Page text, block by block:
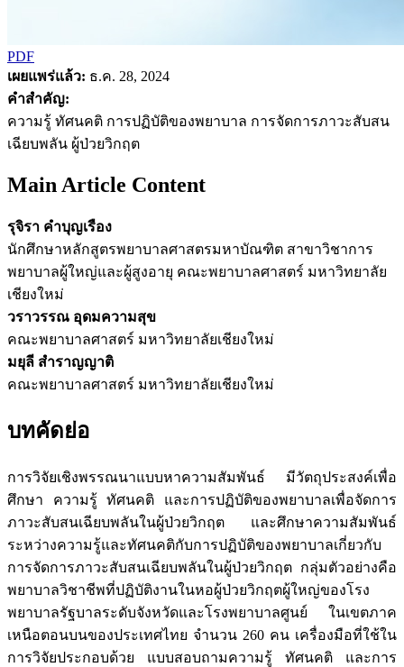
PDF
เผยแพร่แล้ว: ธ.ค. 28, 2024
คำสำคัญ:
ความรู้ ทัศนคติ การปฏิบัติของพยาบาล การจัดการภาวะสับสน
เฉียบพลัน ผู้ป่วยวิกฤต
Main Article Content
รุจิรา คำบุญเรือง
นักศึกษาหลักสูตรพยาบาลศาสตรมหาบัณฑิต สาขาวิชาการ
พยาบาลผู้ใหญ่และผู้สูงอายุ คณะพยาบาลศาสตร์ มหาวิทยาลัย
เชียงใหม่
วราวรรณ อุดมความสุข
คณะพยาบาลศาสตร์ มหาวิทยาลัยเชียงใหม่
มยุลี สำราญญาติ
คณะพยาบาลศาสตร์ มหาวิทยาลัยเชียงใหม่
บทคัดย่อ
การวิจัยเชิงพรรณนาแบบหาความสัมพันธ์ มีวัตถุประสงค์เพื่อ
ศึกษา ความรู้ ทัศนคติ และการปฏิบัติของพยาบาลเพื่อจัดการ
ภาวะสับสนเฉียบพลันในผู้ป่วยวิกฤต และศึกษาความสัมพันธ์
ระหว่างความรู้และทัศนคติกับการปฏิบัติของพยาบาลเกี่ยวกับ
การจัดการภาวะสับสนเฉียบพลันในผู้ป่วยวิกฤต กลุ่มตัวอย่างคือ
พยาบาลวิชาชีพที่ปฏิบัติงานในหอผู้ป่วยวิกฤตผู้ใหญ่ของโรง
พยาบาลรัฐบาลระดับจังหวัดและโรงพยาบาลศูนย์ ในเขตภาค
เหนือตอนบนของประเทศไทย จำนวน 260 คน เครื่องมือที่ใช้ใน
การวิจัยประกอบด้วย แบบสอบถามความรู้ ทัศนคติ และการ